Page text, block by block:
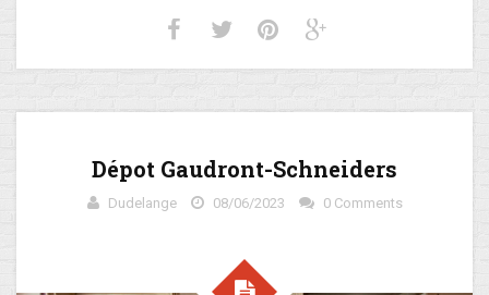
Dépot Gaudront-Schneiders
Dudelange 08/06/2023 0 Comments